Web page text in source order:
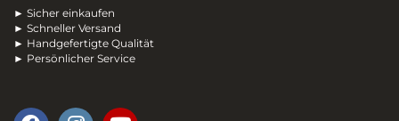
► Sicher einkaufen
► Schneller Versand
► Handgefertigte Qualität
► Persönlicher Service